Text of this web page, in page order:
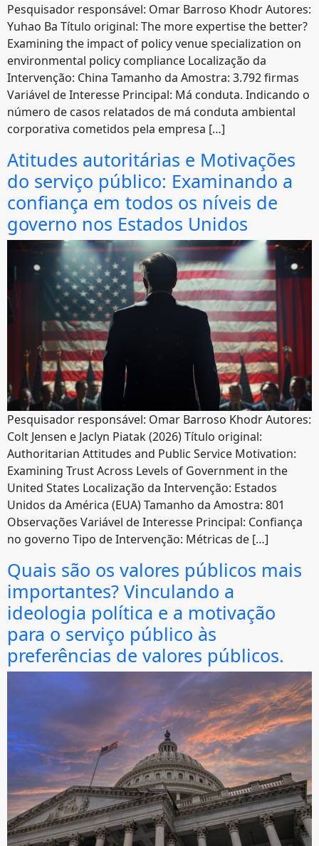
Pesquisador responsável: Omar Barroso Khodr Autores:
Yuhao Ba Título original: The more expertise the better?
Examining the impact of policy venue specialization on
environmental policy compliance Localização da
Intervenção: China Tamanho da Amostra: 3.792 firmas
Variável de Interesse Principal: Má conduta. Indicando o
número de casos relatados de má conduta ambiental
corporativa cometidos pela empresa […]
Atitudes autoritárias e Motivações
do serviço público: Examinando a
confiança em todos os níveis de
governo nos Estados Unidos
Pesquisador responsável: Omar Barroso Khodr Autores:
Colt Jensen e Jaclyn Piatak (2026) Título original:
Authoritarian Attitudes and Public Service Motivation:
Examining Trust Across Levels of Government in the
United States Localização da Intervenção: Estados
Unidos da América (EUA) Tamanho da Amostra: 801
Observações Variável de Interesse Principal: Confiança
no governo Tipo de Intervenção: Métricas de […]
Quais são os valores públicos mais
importantes? Vinculando a
ideologia política e a motivação
para o serviço público às
preferências de valores públicos.